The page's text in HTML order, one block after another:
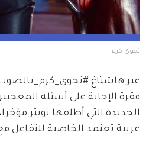
نجوى كرم
عبر هاشتاغ
فقرة الإجابة على أسئلة
الجديدة التي أطلقها تويتر
عربية تعتمد الخاصية للتفاعل